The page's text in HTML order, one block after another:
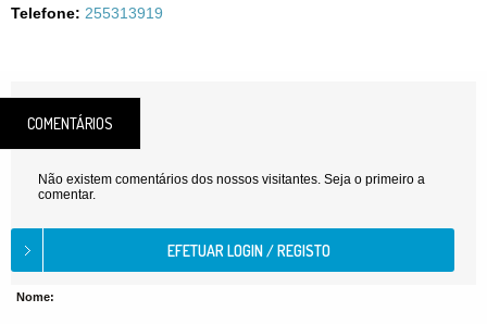
Telefone: 255313919
COMENTÁRIOS
Não existem comentários dos nossos visitantes. Seja o primeiro a
comentar.
Nome: